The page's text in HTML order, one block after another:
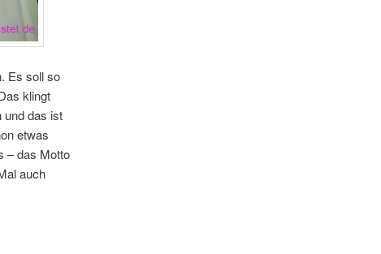
Es soll so
klingt
und das ist
etwas
– das Motto
auch